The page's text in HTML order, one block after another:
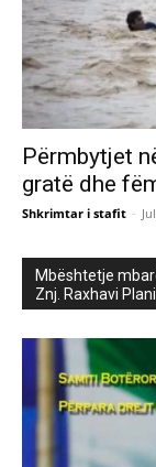
Përmbytjet
gratë dhe
Shkrimtar i stafit -
Mbështetje
Znj. Raxhavi